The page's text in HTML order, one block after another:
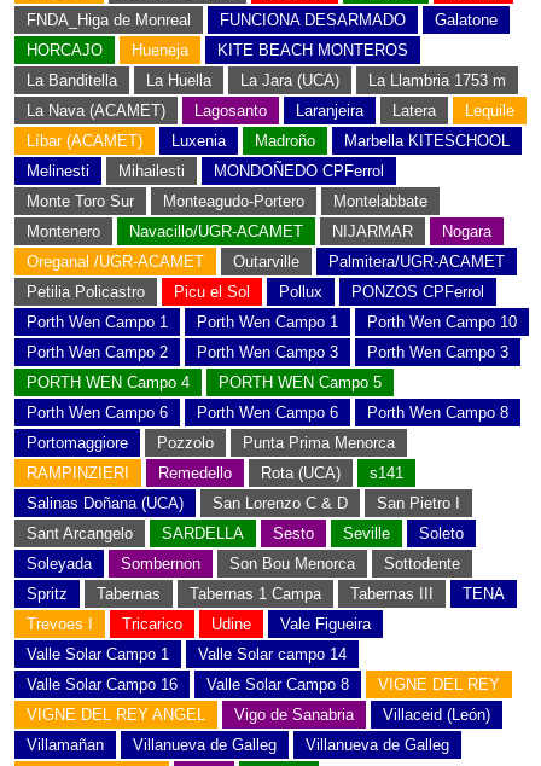
FNDA_Higa de Monreal
FUNCIONA DESARMADO
Galatone
HORCAJO
Hueneja
KITE BEACH MONTEROS
La Banditella
La Huella La Jara (UCA)
La Llambria 1753 m
La Nava (ACAMET)
Lagosanto Laranjeira Latera
Lequile
Líbar (ACAMET)
Luxenia Madroño
Marbella KITESCHOOL
Melinesti
Mihailesti
MONDOÑEDO CPFerrol
Monte Toro Sur
Monteagudo-Portero
Montelabbate
Montenero
Navacillo/UGR-ACAMET NIJARMAR
Nogara
Oreganal /UGR-ACAMET
Outarville
Palmitera/UGR-ACAMET
Petilia Policastro
Picu el Sol Pollux
PONZOS CPFerrol
Porth Wen Campo 1
Porth Wen Campo 1
Porth Wen Campo 10
Porth Wen Campo 2
Porth Wen Campo 3
Porth Wen Campo 3
PORTH WEN Campo 4
PORTH WEN Campo 5
Porth Wen Campo 6
Porth Wen Campo 6
Porth Wen Campo 8
Portomaggiore
Pozzolo
Punta Prima Menorca
RAMPINZIERI
Remedello Rota (UCA)
s141
Salinas Doñana (UCA)
San Lorenzo C & D
San Pietro I
Sant Arcangelo
SARDELLA Sesto Seville
Soleto
Soleyada
Sombernon Son Bou Menorca
Sottodente
Spritz
Tabernas Tabernas 1 Campa Tabernas III
TENA
Trevoes I
Tricarico Udine
Vale Figueira
Valle Solar Campo 1
Valle Solar campo 14
Valle Solar Campo 16
Valle Solar Campo 8
VIGNE DEL REY
VIGNE DEL REY ANGEL
Vigo de Sanabria
Villaceid (León)
Villamañan
Villanueva de Galleg
Villanueva de Galleg